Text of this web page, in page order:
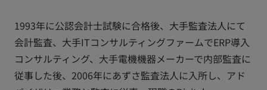
1993年に公認会計士試験に合格後、大手監査法人にて
会計監査、大手ITコンサルティングファームでERP導入
コンサルティング、大手電機機器メーカーで内部監査に
従事した後、2006年にあずさ監査法人に入所し、アド